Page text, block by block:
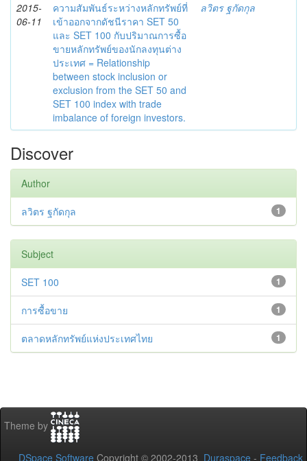
2015-
06-11
ความสัมพันธ์ระหว่างหลักทรัพย์ที่
เข้าออกจากดัชนีราคา SET 50
และ SET 100 กับปริมาณการซื้อ
ขายหลักทรัพย์ของนักลงทุนต่าง
ประเทศ = Relationship
between stock inclusion or
exclusion from the SET 50 and
SET 100 index with trade
imbalance of foreign investors.
ลวิตร ฐกัดกุล
Discover
Author
1
ลวิตร ฐกัดกุล
Subject
1
SET 100
1
การซื้อขาย
1
ตลาดหลักทรัพย์แห่งประเทศไทย
Theme by
DSpace Software Copyright © 2002-2013 Duraspace - Feedback